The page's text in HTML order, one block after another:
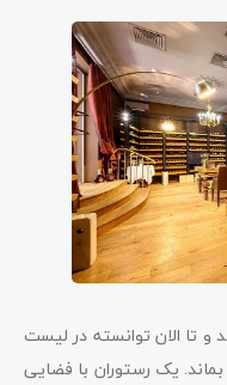
سال 1785 تاسیس شد و تا الان توانسته در لیست
یک رستوران با فضایی